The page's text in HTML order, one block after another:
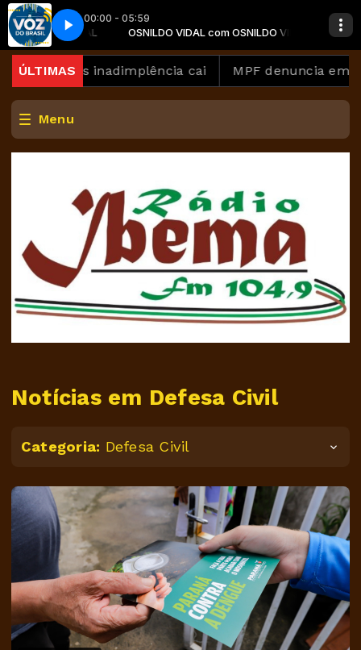
00:00 - 05:59
OSNILDO VIDAL OSNILDO VIDAL com OSNILDO VIDAL
A Voz do Brasil - Completo
ÚLTIMAS
82%, mas inadimplência cai MPF denuncia
Menu
Notícias em Defesa Civil
Categoria: Defesa Civil